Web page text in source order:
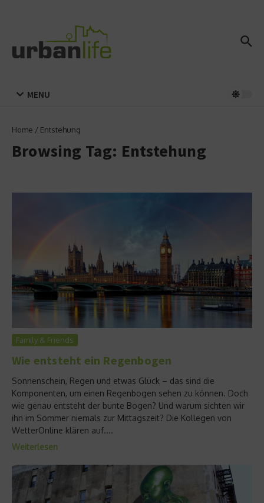
MENU
Home / Entstehung
Browsing Tag: Entstehung
Family & Friends
Wie entsteht ein Regenbogen
Sonnenschein, Regen und etwas Glück – das sind die
Komponenten, um einen Regenbogen sehen zu können. Doch
wie genau entsteht der bunte Bogen? Und warum sichten wir
ihn im Sommer niemals zur Mittagszeit? Die Kollegen von
WetterOnline klären auf....
Weiterlesen